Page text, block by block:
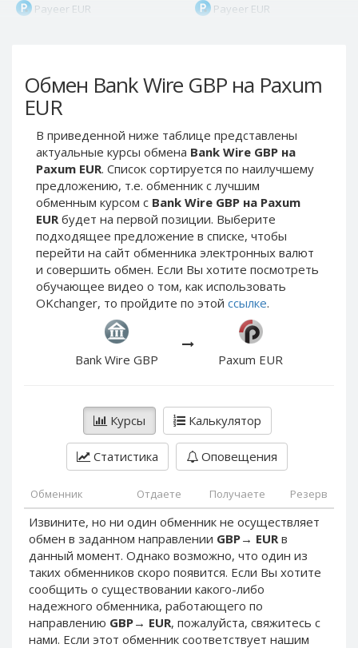
Обмен Bank Wire GBP на Paxum
EUR
В приведенной ниже таблице представлены
актуальные курсы обмена Bank Wire GBP на
Paxum EUR. Список сортируется по наилучшему
предложению, т.е. обменник с лучшим
обменным курсом с Bank Wire GBP на Paxum
EUR будет на первой позиции. Выберите
подходящее предложение в списке, чтобы
перейти на сайт обменника электронных валют
и совершить обмен. Если Вы хотите посмотреть
обучающее видео о том, как использовать
OKchanger, то пройдите по этой ссылке.
Bank Wire GBP Paxum EUR
Курсы Калькулятор
Статистика Оповещения
Обменник Отдаете Получаете Резерв
Извините, но ни один обменник не осуществляет
обмен в заданном направлении GBP→ EURв
данный момент. Однако возможно, что один из
таких обменников скоро появится. Если Вы хотите
сообщить о существовании какого-либо
надежного обменника, работающего по
направлению GBP→ EUR, пожалуйста, свяжитесь с
нами. Если этот обменник соответствует нашим
Payeer EUR
Payeer Tether ERC20
(USDT)
Payeer UAH
ЮMoney RUB
ЮMoney KZT
PayPal USD
PayPal EUR
PayPal GBP
PayPal CAD
PayPal AUD
PayPal RUB
PayPal NOK
PayPal PLN
PayPal SGD
PayPal SEK
PayPal CHF
PayPal MYR
Webmoney WMZ
Webmoney WMR
Webmoney WME
Payeer EUR
Payeer Tether ERC20
(USDT)
ЮMoney RUB
ЮMoney KZT
PayPal USD
PayPal EUR
PayPal GBP
PayPal CAD
PayPal AUD
PayPal RUB
PayPal CZK
PayPal NZD
PayPal NOK
PayPal PLN
PayPal SGD
PayPal SEK
PayPal CHF
PayPal MYR
Webmoney WMZ
Webmoney WMR
Webmoney WME